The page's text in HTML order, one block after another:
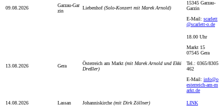
09.08.2026
Garzau-Gar
zin
Liebenhof(Solo-Konzert mit Marek Arnold)
15345 Garzau-
Garzin
E-Mail: scarlett
@scarlett-o.de
13.08.2026 Gera Österreich am Markt (mit Marek Arnold und Ekki
Dreßler)
18.00 Uhr
Markt 15
07545 Gera
Tel.: 0365/8305
462
E-Mail: info@o
esterreich-am-m
arkt.de
14.08.2026 Lassan Johanniskirche (mit Dirk Zöllner)
LINK